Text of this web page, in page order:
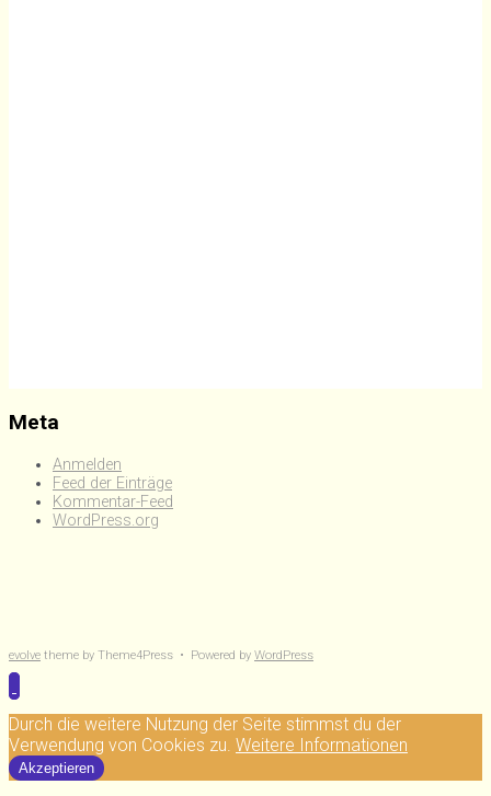
Meta
Anmelden
Feed der Einträge
Kommentar-Feed
WordPress.org
evolve theme by Theme4Press • Powered by WordPress
Durch die weitere Nutzung der Seite stimmst du der
Verwendung von Cookies zu. Weitere Informationen
Akzeptieren